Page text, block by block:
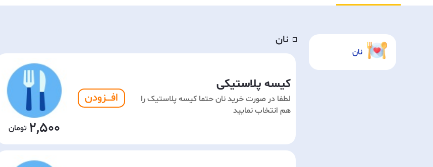
نان
◽️ نان
کیسه پلاستیکی
لطفا در صورت خرید نان حتما کیسه پلاستیک را
هم انتخاب نمایید
افـــزودن
2,500